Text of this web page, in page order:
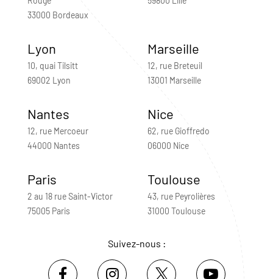
33000 Bordeaux
Lyon
10, quai Tilsitt
69002 Lyon
Marseille
12, rue Breteuil
13001 Marseille
Nantes
12, rue Mercoeur
44000 Nantes
Nice
62, rue Gioffredo
06000 Nice
Paris
2 au 18 rue Saint-Victor
75005 Paris
Toulouse
43, rue Peyrolières
31000 Toulouse
Suivez-nous :